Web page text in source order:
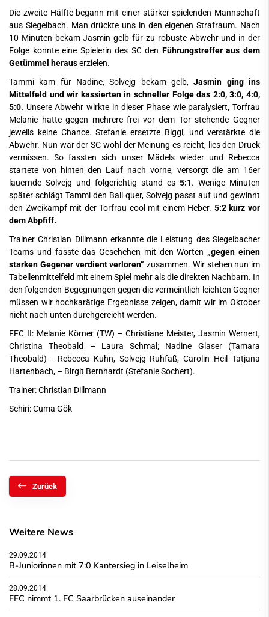
Die zweite Hälfte begann mit einer stärker spielenden Mannschaft
aus Siegelbach. Man drückte uns in den eigenen Strafraum. Nach
10 Minuten bekam Jasmin gelb für zu robuste Abwehr und in der
Folge konnte eine Spielerin des SC den Führungstreffer aus dem
Getümmel herauserzielen.
Tammi kam für Nadine, Solvejg bekam gelb,Jasmin ging ins
Mittelfeld und wir kassierten in schneller Folge das 2:0, 3:0, 4:0,
5:0. Unsere Abwehr wirkte in dieser Phase wie paralysiert, Torfrau
Melanie hatte gegen mehrere frei vor dem Tor stehende Gegner
jeweils keine Chance. Stefanie ersetzte Biggi, und verstärkte die
Abwehr. Nun war der SC wohl der Meinung es reicht, lies den Druck
vermissen. So fassten sich unser Mädels wieder und Rebecca
startete von hinten den Lauf nach vorne, versorgt die am 16er
lauernde Solvejg und folgerichtig stand es 5:1. Wenige Minuten
später schlägt Tammi den Ball quer, Solvejg passt auf und gewinnt
den Zweikampf mit der Torfrau cool mit einem Heber. 5:2 kurz vor
dem Abpfiff.
Trainer Christian Dillmann erkannte die Leistung des Siegelbacher
Teams und fasste das Geschehen mit den Worten „gegen einen
starken Gegener verdient verloren“ zusammen. Wir stehen nun im
Tabellenmittelfeld mit einem Spiel mehr als die direkten Nachbarn. In
den folgenden Begegnungen gegen die vermeintlich leichten Gegner
müssen wir hochkarätige Ergebnisse zeigen, damit wir im Oktober
nicht nach unten durchgereicht werden.
FFC II: Melanie Körner (TW) – Christiane Meister, Jasmin Wernert,
Christina Theobald – Laura Schmal; Nadine Glaser (Tamara
Theobald) - Rebecca Kuhn, Solvejg Ruhfaß, Carolin Heil Tatjana
Hartenbach, – Birgit Bernhardt (Stefanie Sochert).
Trainer: Christian Dillmann
Schiri: Cuma Gök
Zurück
Weitere News
29.09.2014
B-Juniorinnen mit 7:0 Kantersieg in Leiselheim
28.09.2014
FFC nimmt 1. FC Saarbrücken auseinander